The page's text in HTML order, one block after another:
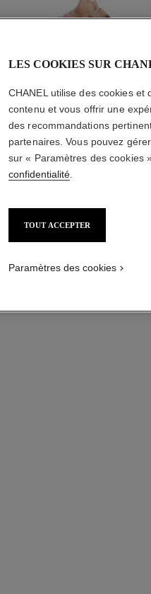
LES COOKIES SUR
CHANEL utilise des cookies
contenu et vous offrir une
des recommandations
partenaires. Vous pouvez
sur « Paramètres des cookies
confidentialité
TOUT ACCEPTER
Paramètres des cookies